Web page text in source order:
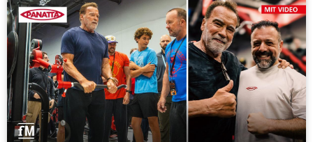
Einwilligungsauswahl
Notwendig
Präferenzen
Statistiken